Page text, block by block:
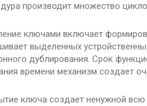
производит множество
ключами включает
выделенных
дублирования. Срок
времени механизм создает
ключа создает ненужной